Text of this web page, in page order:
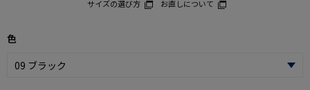
サイズの選び方 お直しについて
色